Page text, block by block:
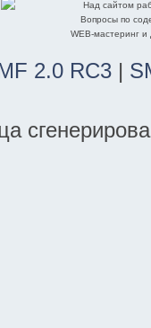
Над сайтом
Вопросы по
WEB-мастеринг
2.0 RC3 |